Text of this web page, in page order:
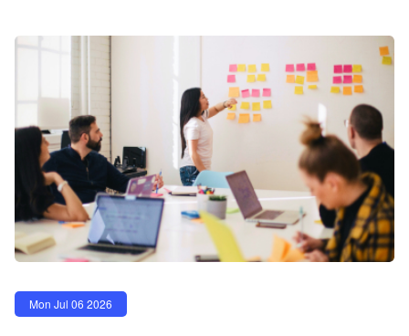
Mon Jul 06 2026